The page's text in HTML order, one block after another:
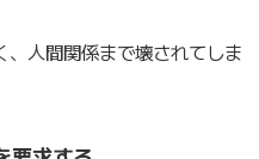
、人間関係まで壊されてしま